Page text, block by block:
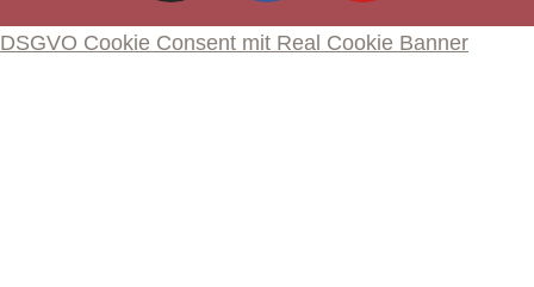
DSGVO Cookie Consent mit Real Cookie Banner